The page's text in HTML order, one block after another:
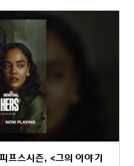
프스시즌, <그의 이야기